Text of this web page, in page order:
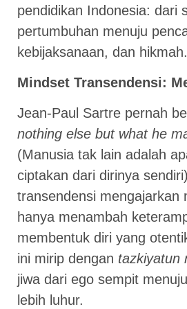
pendidikan Indonesia: dari
pertumbuhan menuju
kebijaksanaan, dan hikmah.
Mindset Transendensi:
Jean-Paul Sartre pernah
nothing else but what he
(Manusia tak lain adalah
ciptakan dari dirinya
transendensi mengajarkan
hanya menambah
membentuk diri yang
ini mirip dengan tazkiyatun
jiwa dari ego sempit
lebih luhur.